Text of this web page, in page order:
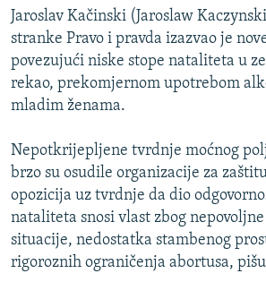
MOJA EVROPA
TRI DECENIJE OD RATA U BIH
SVE KARTE DEJTONA
Jaroslav Kačinski (Jaroslaw
stranke Pravo i pravda izazvao je
povezujući niske stope nataliteta u
rekao, prekomjernom upotrebom
mladim ženama.
Nepotkrijepljene tvrdnje moćnog
brzo su osudile organizacije za
opozicija uz tvrdnje da dio
nataliteta snosi vlast zbog
situacije, nedostatka stambenog
rigoroznih ograničenja abortusa,